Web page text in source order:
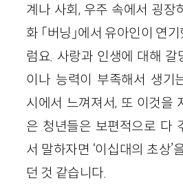
계나 사회, 우주 속에서 굉장
화 「버닝」에서 유아인이 연
럼요. 사랑과 인생에 대해 갈
이나 능력이 부족해서 생기
시에서 느껴져서, 또 이것을
은 청년들은 보편적으로 다
서 말하자면 ‘이십대의 초상’
던 것 같습니다.